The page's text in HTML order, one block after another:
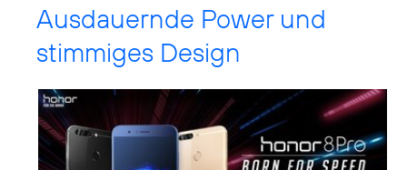
Ausdauernde Power und
stimmiges Design